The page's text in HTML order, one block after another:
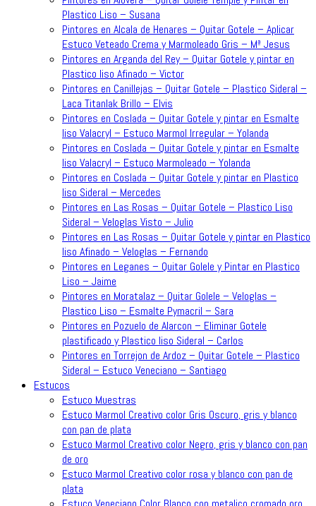
Plastico Liso – Susana
Pintores en Alcala de Henares – Quitar Gotele – Aplicar
Estuco Veteado Crema y Marmoleado Gris – Mª Jesus
Pintores en Arganda del Rey – Quitar Gotele y pintar en
Plastico liso Afinado – Victor
Pintores en Canillejas – Quitar Gotele – Plastico Sideral –
Laca Titanlak Brillo – Elvis
Pintores en Coslada – Quitar Gotele y pintar en Esmalte
liso Valacryl – Estuco Marmol Irregular – Yolanda
Pintores en Coslada – Quitar Gotele y pintar en Esmalte
liso Valacryl – Estuco Marmoleado – Yolanda
Pintores en Coslada – Quitar Gotele y pintar en Plastico
liso Sideral – Mercedes
Pintores en Las Rosas – Quitar Gotele – Plastico Liso
Sideral – Veloglas Visto – Julio
Pintores en Las Rosas – Quitar Gotele y pintar en Plastico
liso Afinado – Veloglas – Fernando
Pintores en Leganes – Quitar Golele y Pintar en Plastico
Liso – Jaime
Pintores en Moratalaz – Quitar Golele – Veloglas –
Plastico Liso – Esmalte Pymacril – Sara
Pintores en Pozuelo de Alarcon – Eliminar Gotele
plastificado y Plastico liso Sideral – Carlos
Pintores en Torrejon de Ardoz – Quitar Gotele – Plastico
Sideral – Estuco Veneciano – Santiago
Estucos
Estuco Muestras
Estuco Marmol Creativo color Gris Oscuro, gris y blanco
con pan de plata
Estuco Marmol Creativo color Negro, gris y blanco con pan
de oro
Estuco Marmol Creativo color rosa y blanco con pan de
plata